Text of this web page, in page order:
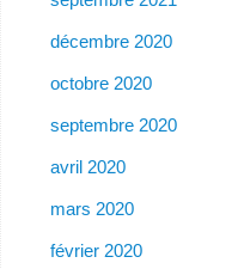
décembre 2020
octobre 2020
septembre 2020
avril 2020
mars 2020
février 2020